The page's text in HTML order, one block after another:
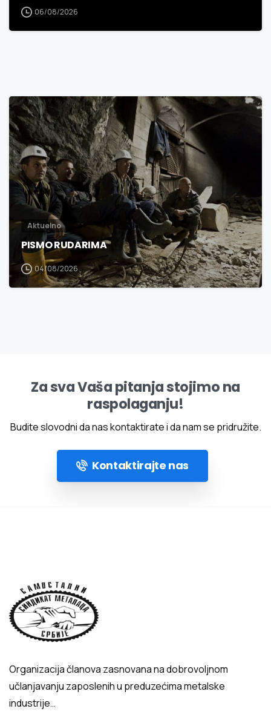
06/08/2026
Aktuelno
PISMO RUDARIMA
04/08/2026
Za sva Vaša pitanja stojimo na
raspolaganju!
Budite slovodni da nas kontaktirate i da nam se pridružite.
Kontaktirajte nas
Organizacija članova zasnovana na dobrovoljnom
učlanjavanju zaposlenih u preduzećima metalske
industrije…